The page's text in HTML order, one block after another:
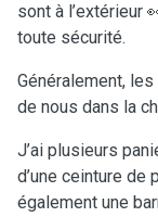
sont à l’extérieur
toute sécurité.
Généralement,
de nous dans la
J’ai plusieurs
d’une ceinture de
également une